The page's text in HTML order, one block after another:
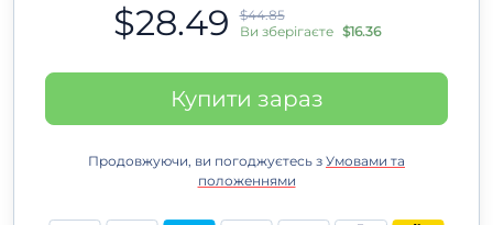
$28.49
$44.85
Ви зберігаєте $16.36
Купити зараз
Продовжуючи, ви погоджуєтесь з Умовами та
положеннями